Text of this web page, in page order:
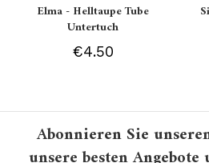
Elma - Helltaupe Tube
Untertuch
€4.50
Abonnieren Sie